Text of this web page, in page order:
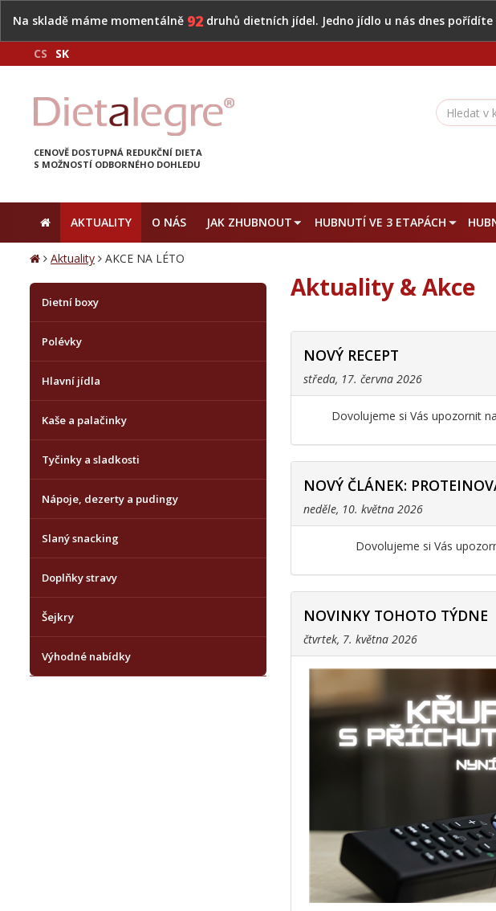
Na skladě máme momentálně 92 druhů dietních jídel. Jedno jídlo u nás dnes pořídíte
CS SK
CENOVĚ DOSTUPNÁ REDUKČNÍ DIETA
S MOŽNOSTÍ ODBORNÉHO DOHLEDU
AKTUALITY O NÁS JAK ZHUBNOUT HUBNUTÍ VE 3 ETAPÁCH
Aktuality AKCE NA LÉTO
Dietní boxy
Polévky
Hlavní jídla
Kaše a palačinky
Tyčinky a sladkosti
Nápoje, dezerty a pudingy
Slaný snacking
Doplňky stravy
Šejkry
Výhodné nabídky
Aktuality & Akce
NOVÝ RECEPT
středa, 17. června 2026
Dovolujeme si Vás upozornit
NOVÝ ČLÁNEK:
neděle, 10. května 2026
Dovolujeme si Vás
NOVINKY TOHOTO TÝDNE
čtvrtek, 7. května 2026